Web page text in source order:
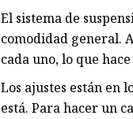
El sistema de
comodidad general.
cada uno, lo que
Los ajustes están en
está. Para hacer un